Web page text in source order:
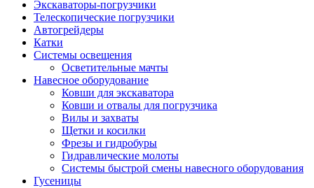
Экскаваторы-погрузчики
Телескопические погрузчики
Автогрейдеры
Катки
Системы освещения
Осветительные мачты
Навесное оборудование
Ковши для экскаватора
Ковши и отвалы для погрузчика
Вилы и захваты
Щетки и косилки
Фрезы и гидробуры
Гидравлические молоты
Системы быстрой смены навесного оборудования
Гусеницы